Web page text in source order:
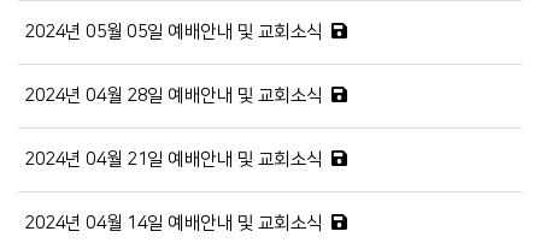
2024년 05월 05일 예배안내 및 교회소식
2024년 04월 28일 예배안내 및 교회소식
2024년 04월 21일 예배안내 및 교회소식
2024년 04월 14일 예배안내 및 교회소식